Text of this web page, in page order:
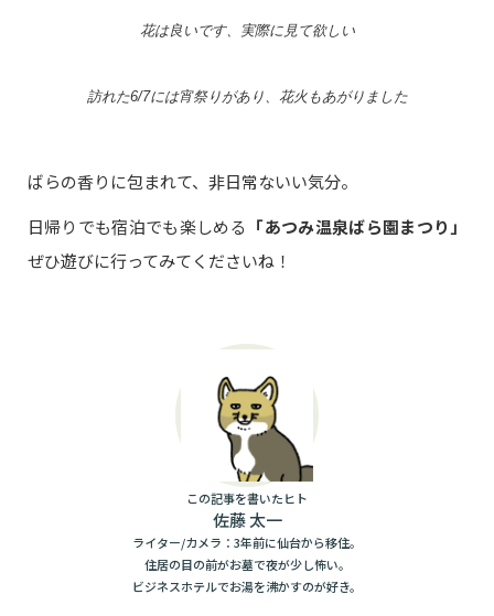
花は良いです、実際に見て欲しい
訪れた6/7には宵祭りがあり、花火もあがりました
ばらの香りに包まれて、非日常ないい気分。
日帰りでも宿泊でも楽しめる 「あつみ温泉ばら園まつり」
ぜひ遊びに行ってみてくださいね！
この記事を書いたヒト
佐藤 太一
ライター/カメラ：3年前に仙台から移住。
住居の目の前がお墓で夜が少し怖い。
ビジネスホテルでお湯を沸かすのが好き。